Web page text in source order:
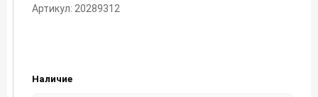
Артикул: 20289312
Наличие